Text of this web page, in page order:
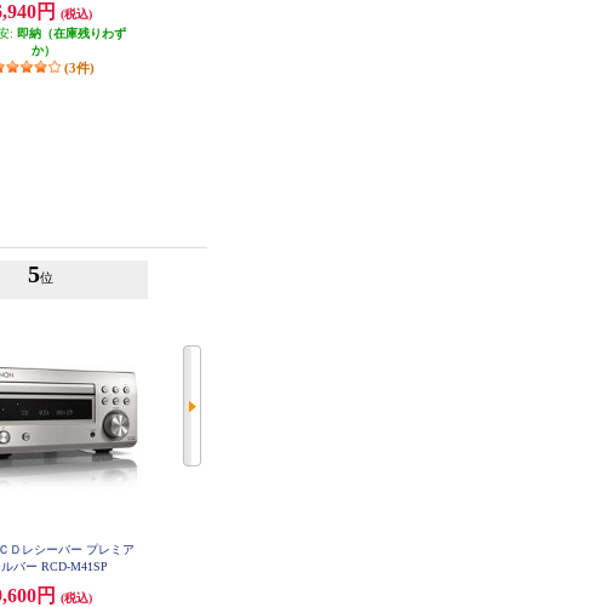
ワイト】 RCD-N12W
円
(税込)
: 即納（在庫残りわず
か）
(3件)
5位
Ｄレシーバー プレミア
ルバー RCD-M41SP
円
(税込)